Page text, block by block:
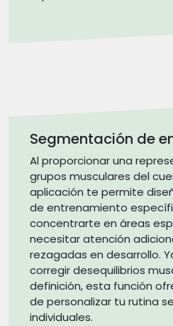
Segmentación de
Al proporcionar una
grupos musculares del
aplicación te permite
de entrenamiento
concentrarte en áreas
necesitar atención
rezagadas en desarrollo.
corregir desequilibrios
definición, esta función
de personalizar tu rutina
individuales.